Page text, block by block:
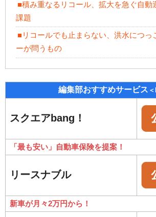
■積み重なるリコール、拡大を急ぐ自動
課題
■リコールでも止まらない、洪水につっ
ーが問うもの
編集部おすすめサービス
スクエアbang！
「最も安い」自動車保険を提案！
リースナブル
新車が月々2万円から！